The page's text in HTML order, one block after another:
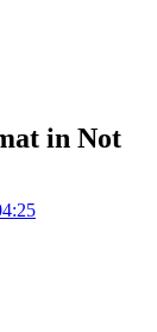
in Not